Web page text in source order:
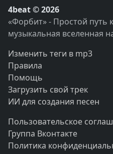
4beat © 2026
«Форбит» - Простой путь
музыкальная вселенная
Изменить теги в mp3
Правила
Помощь
Загрузить свой трек
ИИ для создания песен
Пользовательское
Группа Вконтакте
Политика